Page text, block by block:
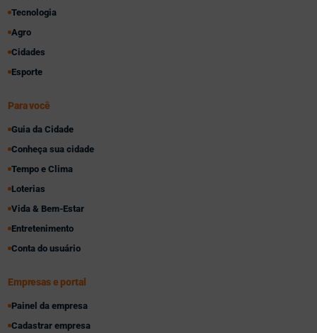
Tecnologia
Agro
Cidades
Esporte
Para você
Guia da Cidade
Conheça sua cidade
Tempo e Clima
Loterias
Vida & Bem-Estar
Entretenimento
Conta do usuário
Empresas e portal
Painel da empresa
Cadastrar empresa